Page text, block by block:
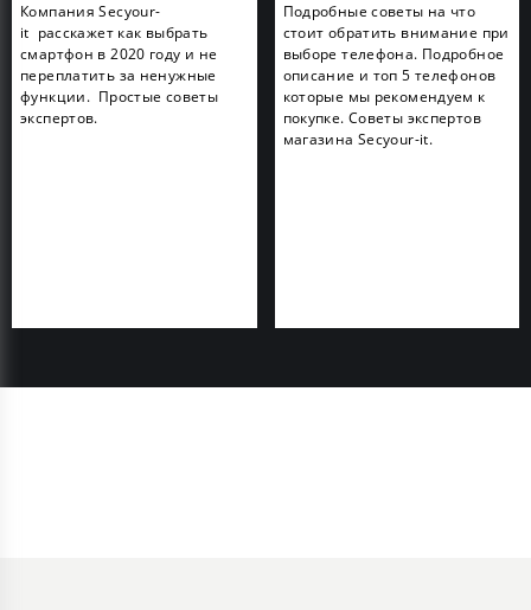
Компания Secyour-
it расскажет как выбрать
смартфон в 2020 году и не
переплатить за ненужные
функции. Простые советы
экспертов.
Подробные советы на что
стоит обратить внимание при
выборе телефона. Подробное
описание и топ 5 телефонов
которые мы рекомендуем к
покупке. Советы экспертов
магазина Secyour-it.